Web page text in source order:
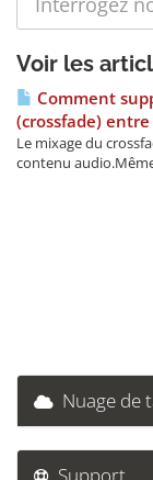
Voir les
Comment
(crossfade)
Le mixage du
contenu
Nuage de